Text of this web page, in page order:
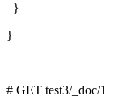
}
}
# GET test3/_doc/1